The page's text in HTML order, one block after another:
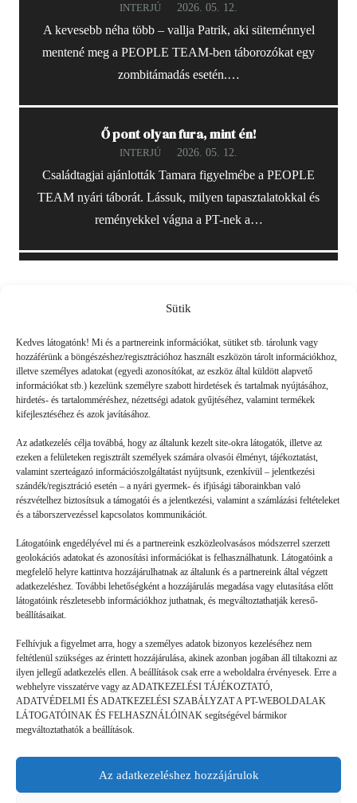
Sütik
Kedves látogatónk! Mi és a partnereink információkat, sütiket stb. tárolunk vagy
hozzáférünk a böngészéshez/regisztrációhoz használt eszközön tárolt információkhoz,
illetve személyes adatokat (egyedi azonosítókat, az eszköz által küldött alapvető
információkat stb.) kezelünk személyre szabott hirdetések és tartalmak nyújtásához,
hirdetés- és tartalomméréshez, nézettségi adatok gyűjtéséhez, valamint termékek
kifejlesztéséhez és azok javításához.
Az adatkezelés célja továbbá, hogy az általunk kezelt site-okra látogatók, illetve az
ezeken a felületeken regisztrált személyek számára olvasói élményt, tájékoztatást,
valamint szerteágazó információszolgáltatást nyújtsunk, ezenkívül – jelentkezési
szándék/regisztráció esetén – a nyári gyermek- és ifjúsági táborainkban való
részvételhez biztosítsuk a támogatói és a jelentkezési, valamint a számlázási feltételeket
és a táborszervezéssel kapcsolatos kommunikációt.
Látogatóink engedélyével mi és a partnereink eszközleolvasásos módszerrel szerzett
geolokációs adatokat és azonosítási információkat is felhasználhatunk. Látogatóink a
megfelelő helyre kattintva hozzájárulhatnak az általunk és a partnereink által végzett
adatkezeléshez. További lehetőségként a hozzájárulás megadása vagy elutasítása előtt
látogatóink részletesebb információkhoz juthatnak, és megváltoztathatják kereső-
beállításaikat.
Felhívjuk a figyelmet arra, hogy a személyes adatok bizonyos kezeléséhez nem
feltétlenül szükséges az érintett hozzájárulása, akinek azonban jogában áll tiltakozni az
ilyen jellegű adatkezelés ellen. A beállítások csak erre a weboldalra érvényesek. Erre a
webhelyre visszatérve vagy az ADATKEZELÉSI TÁJÉKOZTATÓ,
ADATVÉDELMI ÉS ADATKEZELÉSI SZABÁLYZAT A PT-WEBOLDALAK
LÁTOGATÓINAK ÉS FELHASZNÁLÓINAK segítségével bármikor
megváltoztathatók a beállítások.
Az adatkezeléshez hozzájárulok
INTERJÚ 2026. 05. 12.
A kevesebb néha több – vallja Patrik, aki süteménnyel
mentené meg a PEOPLE TEAM-ben táborozókat egy
zombitámadás esetén.…
Ő pont olyan fura, mint én!
INTERJÚ 2026. 05. 12.
Családtagjai ajánlották Tamara figyelmébe a PEOPLE
TEAM nyári táborát. Lássuk, milyen tapasztalatokkal és
reményekkel vágna a PT-nek a…
Friss
Volt gyors megoldás
GYEREKSZEM
B. L. élményei: Ha valaki rosszul lett, vagy valami gondja
akadt, a mókusok azonnal segítettek. (Ebben a táborban a
mókusok a táboroztatók.) Láttam olyat is, hogy valaki nem jött
ki…
GDPR | Adatvédelmi és adatkezelési